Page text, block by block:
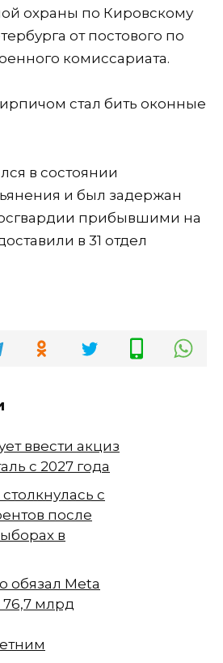
охраны по Кировскому
от постового по
комиссариата.
стал бить оконные
в состоянии
и был задержан
прибывшими на
в 31 отдел
ввести акциз
с 2027 года
с
после
в
обязал Meta
76,7 млрд